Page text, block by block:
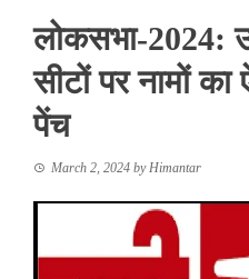
लोकसभा-2024:
सीटों पर नामों
पेंच
March 2, 2024 byHimantar